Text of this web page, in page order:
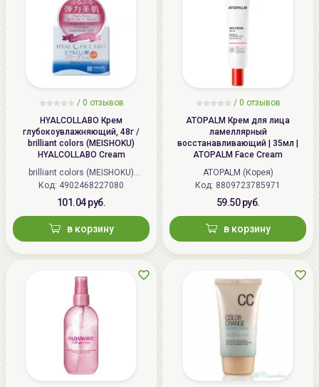
/ 0 отзывов
HYALCOLLABO Крем
глубокоувлажняющий, 48г /
brilliant colors (MEISHOKU)
HYALCOLLABO Cream
brilliant colors (MEISHOKU)
(Япония)
Код: 4902468227080
101.04 руб.
в корзину
/ 0 отзывов
ATOPALM Крем для лица
ламеллярный
восстанавливающий | 35мл |
ATOPALM Face Cream
ATOPALM (Корея)
Код: 8809723785971
59.50 руб.
в корзину